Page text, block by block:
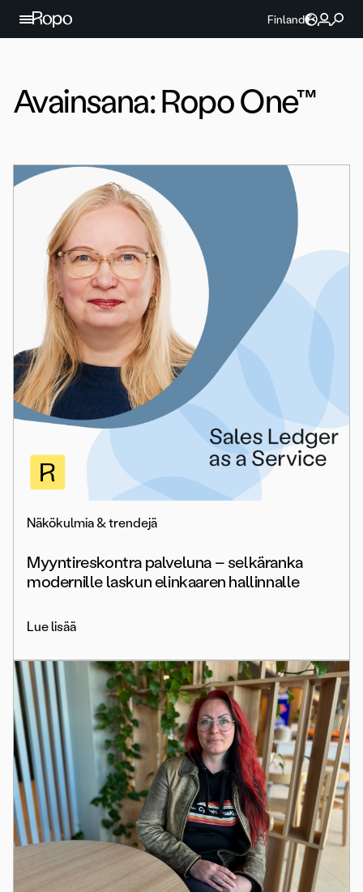
Jatka sisältöön
Finland
Avainsana:Ropo One™
Näkökulmia & trendejä
Myyntireskontra palveluna – selkäranka
modernille laskun elinkaaren hallinnalle
Lue lisää